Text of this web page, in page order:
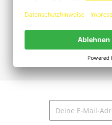
499,00 €
Zeige 1-6 bis 6